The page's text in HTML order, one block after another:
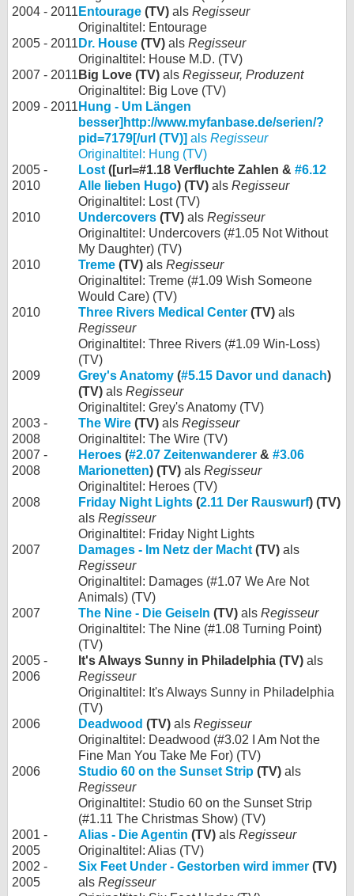
2004 - 2011 Entourage (TV) als Regisseur
Originaltitel: Entourage
2005 - 2011 Dr. House (TV) als Regisseur
Originaltitel: House M.D. (TV)
2007 - 2011 Big Love (TV) als Regisseur, Produzent
Originaltitel: Big Love (TV)
2009 - 2011 Hung - Um Längen
besser]http://www.myfanbase.de/serien/?
pid=7179[/url (TV)] als Regisseur
Originaltitel: Hung (TV)
2005 -
2010
Lost ([url=#1.18 Verfluchte Zahlen & #6.12
Alle lieben Hugo) (TV) als Regisseur
Originaltitel: Lost (TV)
2010
Undercovers (TV) als Regisseur
Originaltitel: Undercovers (#1.05 Not Without
My Daughter) (TV)
2010
Treme (TV) als Regisseur
Originaltitel: Treme (#1.09 Wish Someone
Would Care) (TV)
2010
Three Rivers Medical Center (TV) als
Regisseur
Originaltitel: Three Rivers (#1.09 Win-Loss)
(TV)
2009
Grey's Anatomy (#5.15 Davor und danach)
(TV) als Regisseur
Originaltitel: Grey's Anatomy (TV)
2003 -
2008
The Wire (TV) als Regisseur
Originaltitel: The Wire (TV)
2007 -
2008
Heroes (#2.07 Zeitenwanderer & #3.06
Marionetten) (TV) als Regisseur
Originaltitel: Heroes (TV)
2008
Friday Night Lights (2.11 Der Rauswurf) (TV)
als Regisseur
Originaltitel: Friday Night Lights
2007
Damages - Im Netz der Macht (TV) als
Regisseur
Originaltitel: Damages (#1.07 We Are Not
Animals) (TV)
2007
The Nine - Die Geiseln (TV) als Regisseur
Originaltitel: The Nine (#1.08 Turning Point)
(TV)
2005 -
2006
It's Always Sunny in Philadelphia (TV) als
Regisseur
Originaltitel: It's Always Sunny in Philadelphia
(TV)
2006
Deadwood (TV) als Regisseur
Originaltitel: Deadwood (#3.02 I Am Not the
Fine Man You Take Me For) (TV)
2006
Studio 60 on the Sunset Strip (TV) als
Regisseur
Originaltitel: Studio 60 on the Sunset Strip
(#1.11 The Christmas Show) (TV)
2001 -
2005
Alias - Die Agentin (TV) als Regisseur
Originaltitel: Alias (TV)
2002 -
2005
Six Feet Under - Gestorben wird immer (TV)
als Regisseur